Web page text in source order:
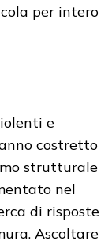
per intero
e
costretto
strutturale
nel
di risposte
Ascoltare